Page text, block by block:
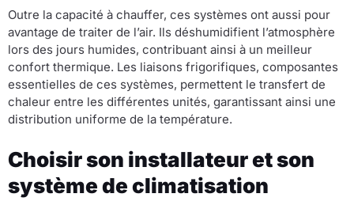
Outre la capacité à chauffer, ces systèmes ont aussi pour
avantage de traiter de l’air. Ils déshumidifient l’atmosphère
lors des jours humides, contribuant ainsi à un meilleur
confort thermique. Les liaisons frigorifiques, composantes
essentielles de ces systèmes, permettent le transfert de
chaleur entre les différentes unités, garantissant ainsi une
distribution uniforme de la température.
Choisir son installateur et son
système de climatisation